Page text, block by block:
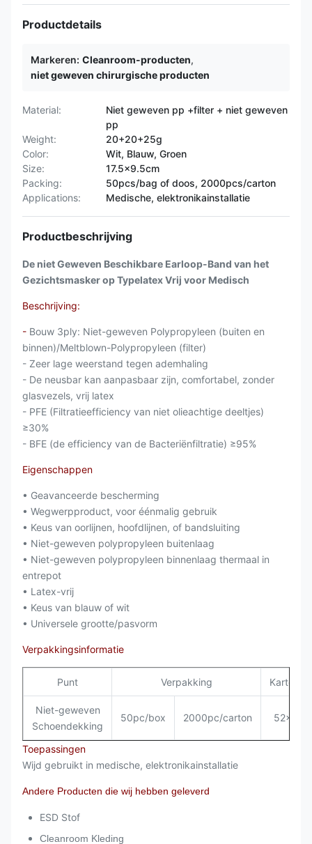
Productdetails
Markeren: Cleanroom-producten,
niet geweven chirurgische producten
Material:
Niet geweven pp +filter + niet geweven
pp
Weight:
20+20+25g
Color:
Wit, Blauw, Groen
Size:
17.5x9.5cm
Packing:
50pcs/bag of doos, 2000pcs/carton
Applications:
Medische, elektronikainstallatie
Productbeschrijving
De niet Geweven Beschikbare Earloop-Band van het
Gezichtsmasker op Typelatex Vrij voor Medisch
Beschrijving:
- Bouw 3ply: Niet-geweven Polypropyleen (buiten en
binnen)/Meltblown-Polypropyleen (filter)
- Zeer lage weerstand tegen ademhaling
- De neusbar kan aanpasbaar zijn, comfortabel, zonder
glasvezels, vrij latex
- PFE (Filtratieefficiency van niet olieachtige deeltjes)
≥30%
- BFE (de efficiency van de Bacteriënfiltratie) ≥95%
Eigenschappen
• Geavanceerde bescherming
• Wegwerpproduct, voor éénmalig gebruik
• Keus van oorlijnen, hoofdlijnen, of bandsluiting
• Niet-geweven polypropyleen buitenlaag
• Niet-geweven polypropyleen binnenlaag thermaal in
entrepot
• Latex-vrij
• Keus van blauw of wit
• Universele grootte/pasvorm
Verpakkingsinformatie
Punt Verpakking
Niet-geweven
Schoendekking
50pc/box 2000pc/carton
Toepassingen
Wijd gebruikt in medische, elektronikainstallatie
Andere Producten die wij hebben geleverd
ESD Stof
Cleanroom Kleding